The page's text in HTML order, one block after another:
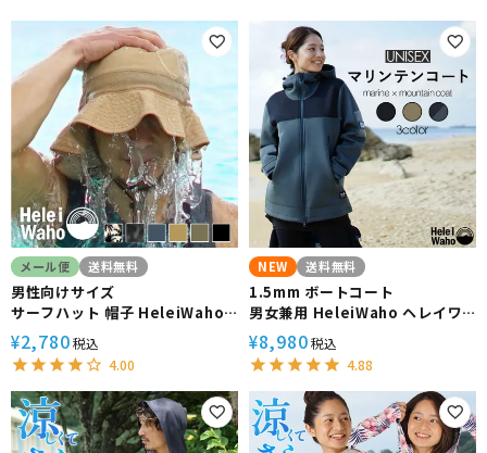
メール便 送料無料
男性向けサイズ
サーフハット 帽子 HeleiWaho/
ヘレイワホ UVカット 水陸両用 撥
水 抗菌 熱中症予防
¥2,780税込
4.00
NEW 送料無料
1.5mm ボートコート
男女兼用 HeleiWaho ヘレイワ
ホ 防寒 防風 マウンテンジャケッ
ト ダイビング サーフィン 釣り バ
イク
¥8,980税込
4.88